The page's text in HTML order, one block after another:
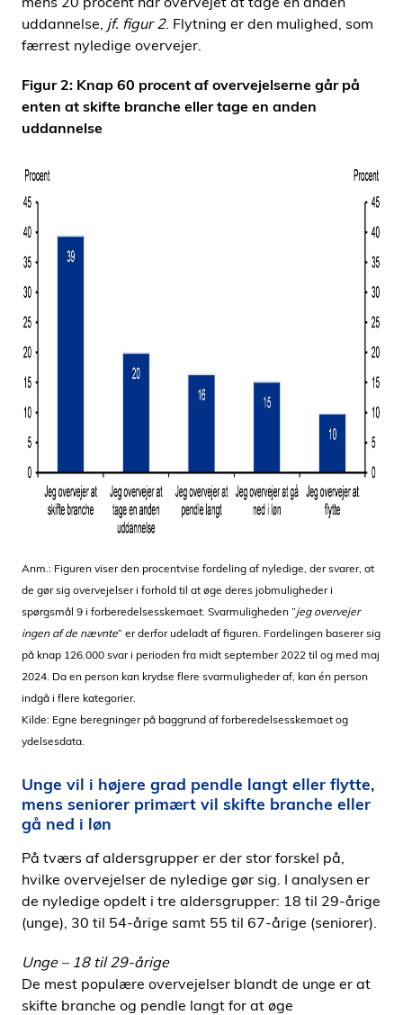
uddannelse, jf. figur 2. Flytning er den mulighed, som
færrest nyledige overvejer.
Figur 2: Knap 60 procent af overvejelserne går på
enten at skifte branche eller tage en anden
uddannelse
Anm.: Figuren viser den procentvise fordeling af nyledige, der svarer, at
de gør sig overvejelser i forhold til at øge deres jobmuligheder i
spørgsmål 9 i forberedelsesskemaet. Svarmuligheden ”jeg overvejer
ingen af de nævnte” er derfor udeladt af figuren. Fordelingen baserer sig
på knap 126.000 svar i perioden fra midt september 2022 til og med maj
2024. Da en person kan krydse flere svarmuligheder af, kan én person
indgå i flere kategorier.
Kilde: Egne beregninger på baggrund af forberedelsesskemaet og
ydelsesdata.
Unge vil i højere grad pendle langt eller flytte,
mens seniorer primært vil skifte branche eller
gå ned i løn
På tværs af aldersgrupper er der stor forskel på,
hvilke overvejelser de nyledige gør sig. I analysen er
de nyledige opdelt i tre aldersgrupper: 18 til 29-årige
(unge), 30 til 54-årige samt 55 til 67-årige (seniorer).
Unge – 18 til 29-årige
De mest populære overvejelser blandt de unge er at
skifte branche og pendle langt for at øge